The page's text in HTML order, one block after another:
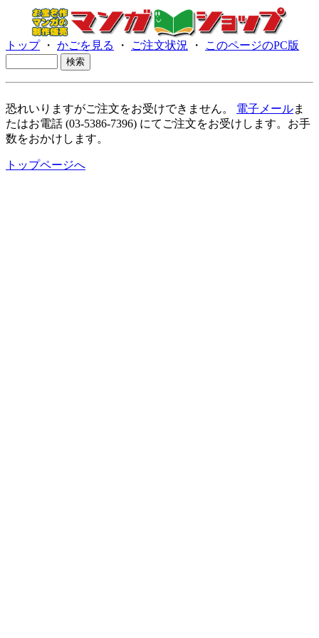
トップ・ かごを見る ・ ご注文状況 ・ このページのPC版
恐れいりますがご注文をお受けできません。 電子メールま
たはお電話 (03-5386-7396) にてご注文をお受けします。お手
数をおかけします。
トップページへ